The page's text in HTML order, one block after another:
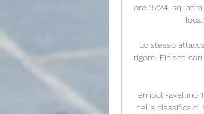
ore 15:24,
Lo stesso
rigore. Finisce
empoli-avellino
nella classifica di